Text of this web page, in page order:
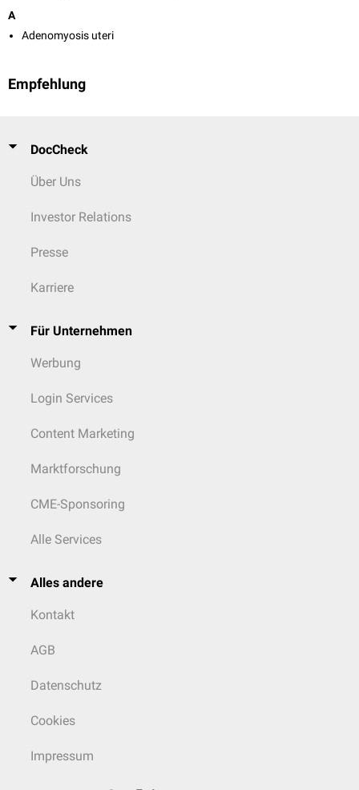
A
Adenomyosis uteri
Empfehlung
DocCheck
Über Uns
Investor Relations
Presse
Karriere
Für Unternehmen
Werbung
Login Services
Content Marketing
Marktforschung
CME-Sponsoring
Alle Services
Alles andere
Kontakt
AGB
Datenschutz
Cookies
Impressum